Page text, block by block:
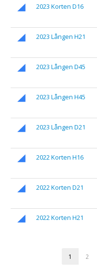
2023 Korten D16
2023 Lången H21
2023 Lången D45
2023 Lången H45
2023 Lången D21
2022 Korten H16
2022 Korten D21
2022 Korten H21
1 2